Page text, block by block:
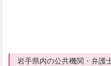
岩手県内の公共機関・弁護